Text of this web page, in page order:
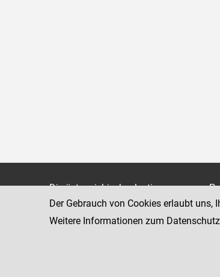
Die österreichische Justiz
Bundesministerium für Justiz
justiz.gv.at
Der Gebrauch von Cookies erlaubt
Weitere Informationen zum